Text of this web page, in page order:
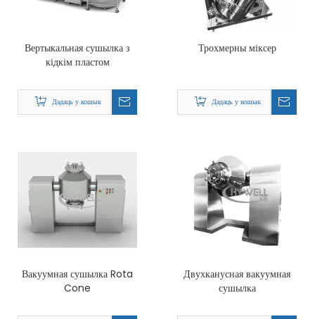
Вертыкальная сушылка з
кідкім пластом
Дадаць у кошык
Трохмерны міксер
Дадаць у кошык
Вакуумная сушылка Rota
Cone
Двухканусная вакуумная
сушылка